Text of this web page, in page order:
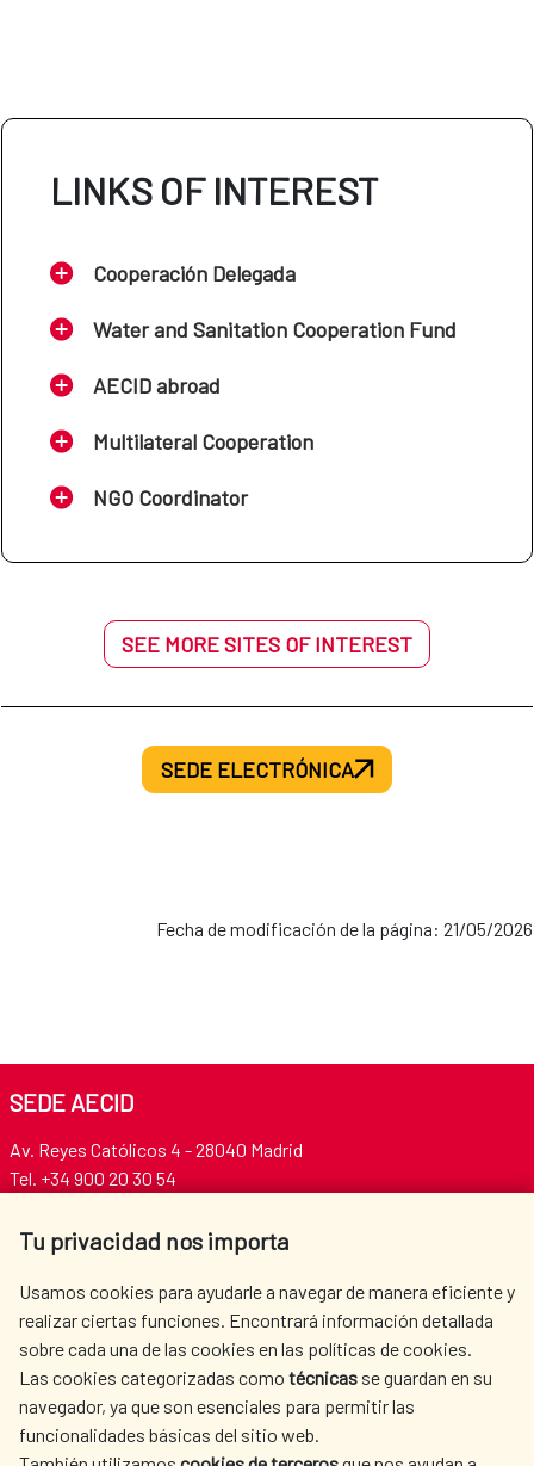
LINKS OF INTEREST
Cooperación Delegada
Water and Sanitation Cooperation Fund
AECID abroad
Multilateral Cooperation
NGO Coordinator
SEE MORE SITES OF INTEREST
SEDE ELECTRÓNICA
Fecha de modificación de la página: 21/05/2026
Tu privacidad nos importa
Usamos cookies para ayudarle a navegar de manera eficiente y
realizar ciertas funciones. Encontrará información detallada
sobre cada una de las cookies en las políticas de cookies.
Las cookies categorizadas como técnicas se guardan en su
navegador, ya que son esenciales para permitir las
funcionalidades básicas del sitio web.
SEDE AECID
Av. Reyes Católicos 4 - 28040 Madrid
Tel. +34 900 20 30 54​​​​​​​
AECID
WHERE DO WE COOPERATE?
SPANISH HUMANITARIAN
ACTION
PRESS ROOM
CULTURE AND SCIENCE LIBRARY